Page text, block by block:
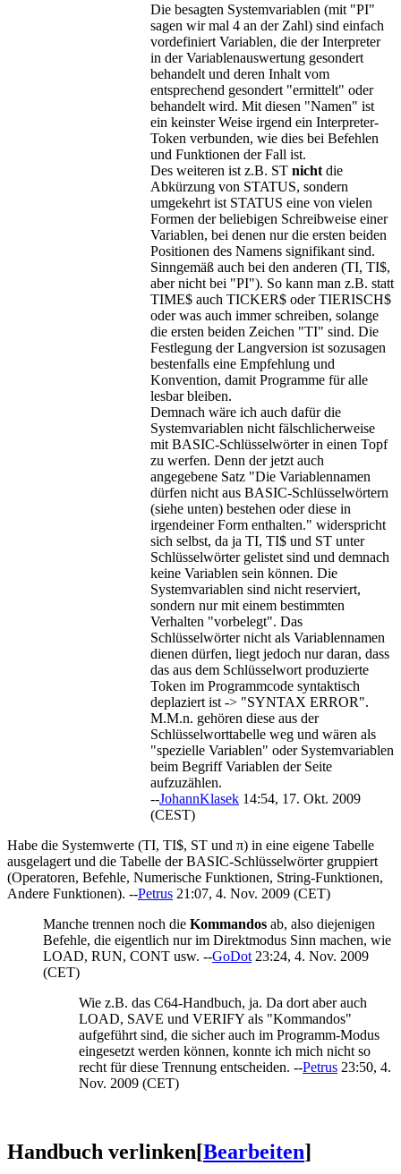
Die besagten Systemvariablen (mit "PI"
sagen wir mal 4 an der Zahl) sind einfach
vordefiniert Variablen, die der Interpreter
in der Variablenauswertung gesondert
behandelt und deren Inhalt vom
entsprechend gesondert "ermittelt" oder
behandelt wird. Mit diesen "Namen" ist
ein keinster Weise irgend ein Interpreter-
Token verbunden, wie dies bei Befehlen
und Funktionen der Fall ist.
Des weiteren ist z.B. ST nicht die
Abkürzung von STATUS, sondern
umgekehrt ist STATUS eine von vielen
Formen der beliebigen Schreibweise einer
Variablen, bei denen nur die ersten beiden
Positionen des Namens signifikant sind.
Sinngemäß auch bei den anderen (TI, TI$,
aber nicht bei "PI"). So kann man z.B. statt
TIME$ auch TICKER$ oder TIERISCH$
oder was auch immer schreiben, solange
die ersten beiden Zeichen "TI" sind. Die
Festlegung der Langversion ist sozusagen
bestenfalls eine Empfehlung und
Konvention, damit Programme für alle
lesbar bleiben.
Demnach wäre ich auch dafür die
Systemvariablen nicht fälschlicherweise
mit BASIC-Schlüsselwörter in einen Topf
zu werfen. Denn der jetzt auch
angegebene Satz "Die Variablennamen
dürfen nicht aus BASIC-Schlüsselwörtern
(siehe unten) bestehen oder diese in
irgendeiner Form enthalten." widerspricht
sich selbst, da ja TI, TI$ und ST unter
Schlüsselwörter gelistet sind und demnach
keine Variablen sein können. Die
Systemvariablen sind nicht reserviert,
sondern nur mit einem bestimmten
Verhalten "vorbelegt". Das
Schlüsselwörter nicht als Variablennamen
dienen dürfen, liegt jedoch nur daran, dass
das aus dem Schlüsselwort produzierte
Token im Programmcode syntaktisch
deplaziert ist -> "SYNTAX ERROR".
M.M.n. gehören diese aus der
Schlüsselworttabelle weg und wären als
"spezielle Variablen" oder Systemvariablen
beim Begriff Variablen der Seite
aufzuzählen.
--JohannKlasek 14:54, 17. Okt. 2009
(CEST)
Habe die Systemwerte (TI, TI$, ST und π) in eine eigene Tabelle
ausgelagert und die Tabelle der BASIC-Schlüsselwörter gruppiert
(Operatoren, Befehle, Numerische Funktionen, String-Funktionen,
Andere Funktionen). --Petrus 21:07, 4. Nov. 2009 (CET)
Manche trennen noch die Kommandos ab, also diejenigen
Befehle, die eigentlich nur im Direktmodus Sinn machen, wie
LOAD, RUN, CONT usw. --GoDot 23:24, 4. Nov. 2009
(CET)
Wie z.B. das C64-Handbuch, ja. Da dort aber auch
LOAD, SAVE und VERIFY als "Kommandos"
aufgeführt sind, die sicher auch im Programm-Modus
eingesetzt werden können, konnte ich mich nicht so
recht für diese Trennung entscheiden. --Petrus 23:50, 4.
Nov. 2009 (CET)
Handbuch verlinken[Bearbeiten]